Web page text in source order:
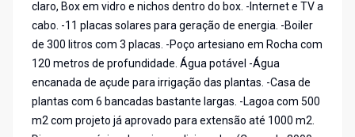
claro, Box em vidro e nichos dentro do box. -Internet e TV a
cabo. -11 placas solares para geração de energia. -Boiler
de 300 litros com 3 placas. -Poço artesiano em Rocha com
120 metros de profundidade. Água potável -Água
encanada de açude para irrigação das plantas. -Casa de
plantas com 6 bancadas bastante largas. -Lagoa com 500
m2 com projeto já aprovado para extensão até 1000 m2.